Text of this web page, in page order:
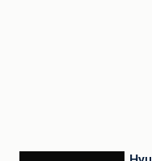
Mijn